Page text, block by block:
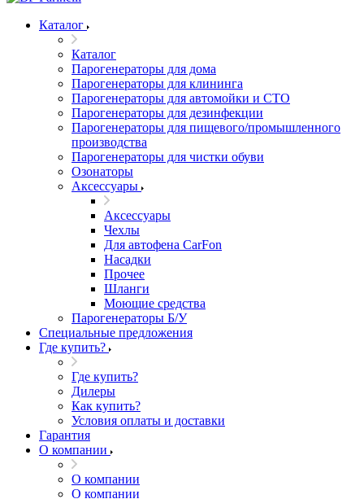
Каталог
Каталог
Парогенераторы для дома
Парогенераторы для клининга
Парогенераторы для автомойки и СТО
Парогенераторы для дезинфекции
Парогенераторы для пищевого/промышленного
производства
Парогенераторы для чистки обуви
Озонаторы
Аксессуары
Аксессуары
Чехлы
Для автофена CarFon
Насадки
Прочее
Шланги
Моющие средства
Парогенераторы Б/У
Специальные предложения
Где купить?
Где купить?
Дилеры
Как купить?
Условия оплаты и доставки
Гарантия
О компании
О компании
О компании